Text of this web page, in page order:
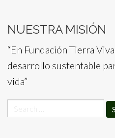
NUESTRA MISIÓN
“En Fundación Tierra
desarrollo sustentable
vida”
for: